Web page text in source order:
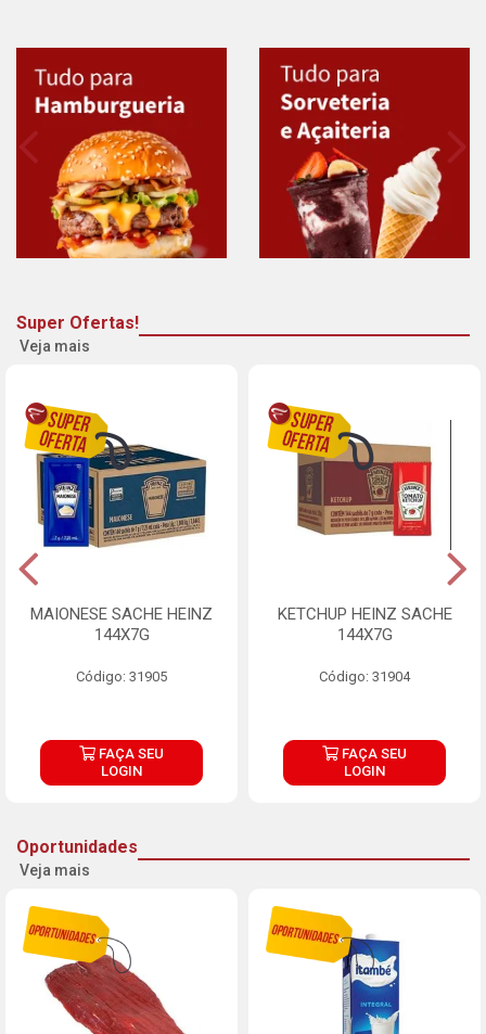
Super Ofertas!
Veja mais
MAIONESE SACHE HEINZ
144X7G
Código: 31905
FAÇA SEU
LOGIN
KETCHUP HEINZ SACHE
144X7G
Código: 31904
FAÇA SEU
LOGIN
Oportunidades
Veja mais